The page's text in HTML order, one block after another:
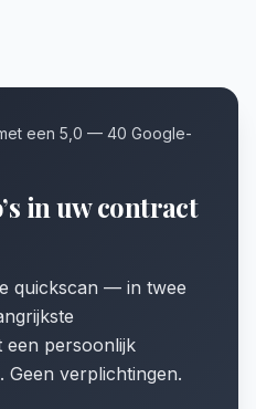
een 5,0 — 40 Google-
in uw contract
quickscan — in twee
een persoonlijk
verplichtingen.